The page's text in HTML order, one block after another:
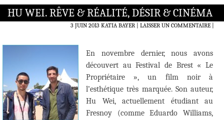
HU WEI. RÊVE & RÉALITÉ, DÉSIR & CINÉMA
3 JUIN 2013 KATIA BAYER LAISSER UN COMMENTAIRE|
En novembre dernier, nous avons
découvert au Festival de Brest « Le
Propriétaire », un film noir à
l’esthétique très marquée. Son auteur,
Hu Wei, actuellement étudiant au
Fresnoy (comme Eduardo Williams,